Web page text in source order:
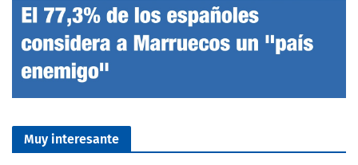
Muy interesante